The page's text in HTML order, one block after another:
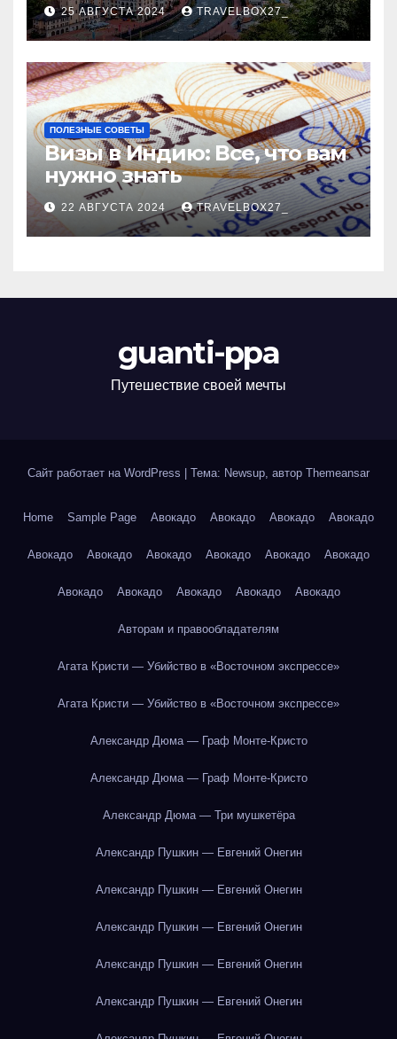
25 АВГУСТА 2024 TRAVELBOX27_
ПОЛЕЗНЫЕ СОВЕТЫ
Визы в Индию: Все, что вам
нужно знать
22 АВГУСТА 2024 TRAVELBOX27_
guanti-ppa
Путешествие своей мечты
Сайт работает на WordPress Тема: Newsup, автор Themeansar
Home Sample Page Авокадо Авокадо Авокадо Авокадо
Авокадо Авокадо Авокадо Авокадо Авокадо Авокадо
Авокадо Авокадо Авокадо Авокадо Авокадо
Авторам и правообладателям
Агата Кристи — Убийство в «Восточном экспрессе»
Агата Кристи — Убийство в «Восточном экспрессе»
Александр Дюма — Граф Монте-Кристо
Александр Дюма — Граф Монте-Кристо
Александр Дюма — Три мушкетёра
Александр Пушкин — Евгений Онегин
Александр Пушкин — Евгений Онегин
Александр Пушкин — Евгений Онегин
Александр Пушкин — Евгений Онегин
Александр Пушкин — Евгений Онегин